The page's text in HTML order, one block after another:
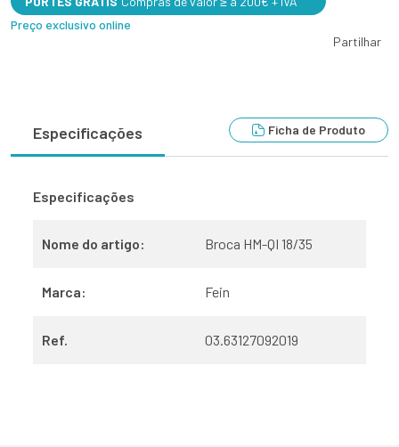
Preço exclusivo online
Partilhar
Especificações Ficha de Produto
Especificações
Nome do artigo: Broca HM-QI 18/35
Marca: Fein
Ref. 03.63127092019